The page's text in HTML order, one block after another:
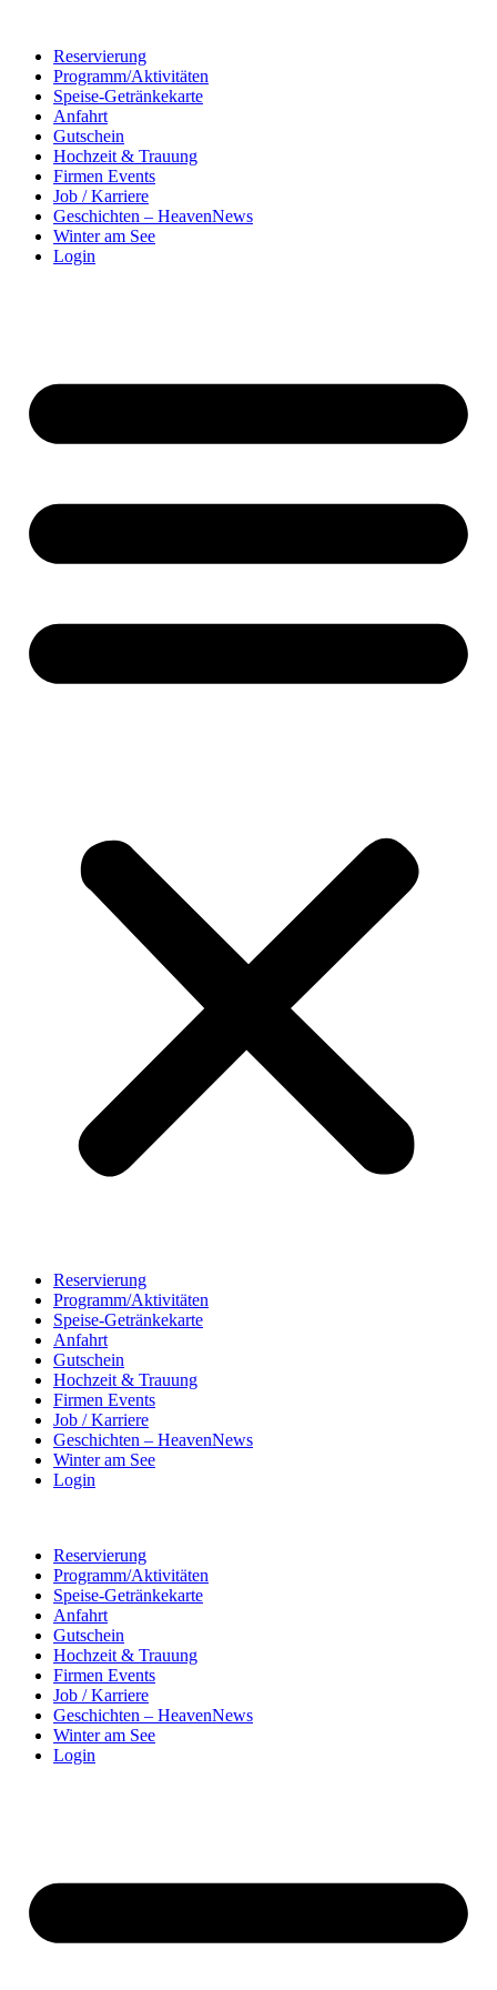
Reservierung
Programm/Aktivitäten
Speise-Getränkekarte
Anfahrt
Gutschein
Hochzeit & Trauung
Firmen Events
Job / Karriere
Geschichten – HeavenNews
Winter am See
Login
Reservierung
Programm/Aktivitäten
Speise-Getränkekarte
Anfahrt
Gutschein
Hochzeit & Trauung
Firmen Events
Job / Karriere
Geschichten – HeavenNews
Winter am See
Login
Reservierung
Programm/Aktivitäten
Speise-Getränkekarte
Anfahrt
Gutschein
Hochzeit & Trauung
Firmen Events
Job / Karriere
Geschichten – HeavenNews
Winter am See
Login